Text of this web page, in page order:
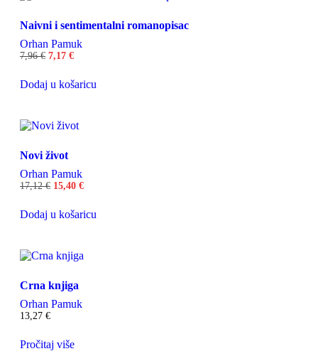
Naivni i sentimentalni romanopisac
Orhan Pamuk
7,96€ 7,17 €
Dodaj u košaricu
Novi život
Orhan Pamuk
17,12€ 15,40 €
Dodaj u košaricu
Crna knjiga
Orhan Pamuk
13,27 €
Pročitaj više